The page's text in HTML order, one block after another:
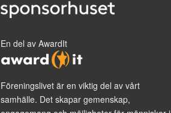
En del av AwardIt
Föreningslivet är en viktig del av vårt
samhälle. Det skapar gemenskap,